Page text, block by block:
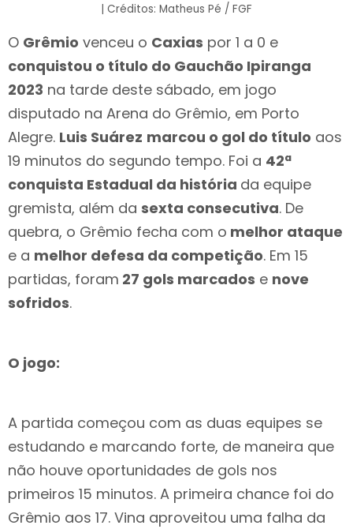
| Créditos: Matheus Pé / FGF
O Grêmio venceu o Caxias por 1 a 0 e
conquistou o título do Gauchão Ipiranga
2023 na tarde deste sábado, em jogo
disputado na Arena do Grêmio, em Porto
Alegre. Luis Suárez marcou o gol do título aos
19 minutos do segundo tempo. Foi a 42ª
conquista Estadual da história da equipe
gremista, além da sexta consecutiva. De
quebra, o Grêmio fecha com o melhor ataque
e a melhor defesa da competição. Em 15
partidas, foram 27 gols marcados e nove
sofridos.
O jogo:
A partida começou com as duas equipes se
estudando e marcando forte, de maneira que
não houve oportunidades de gols nos
primeiros 15 minutos. A primeira chance foi do
Grêmio aos 17. Vina aproveitou uma falha da